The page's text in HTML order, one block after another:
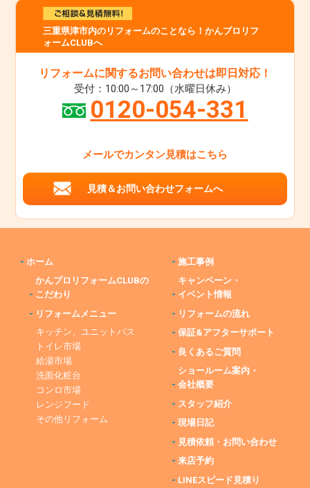
三重県津市内のリフォームのことなら！かんプロリフ
ォームCLUBへ
リフォームに関するお問い合わせは即日対応！
受付：10:00～17:00（水曜日休み）
0120-054-331
メールでカンタン見積はこちら
見積＆お問い合わせフォームへ
- ホーム
-
かんプロリフォームCLUBの
こだわり
- リフォームメニュー
キッチン、ユニットバス
トイレ市場
給湯市場
洗面化粧台
コンロ市場
レンジフード
その他リフォーム
-施工事例
-
キャンペーン・
イベント情報
- リフォームの流れ
-保証&アフターサポート
- 良くあるご質問
-
ショールーム案内・
会社概要
- スタッフ紹介
-現場日記
- 見積依頼・お問い合わせ
-来店予約
- LINEスピード見積り